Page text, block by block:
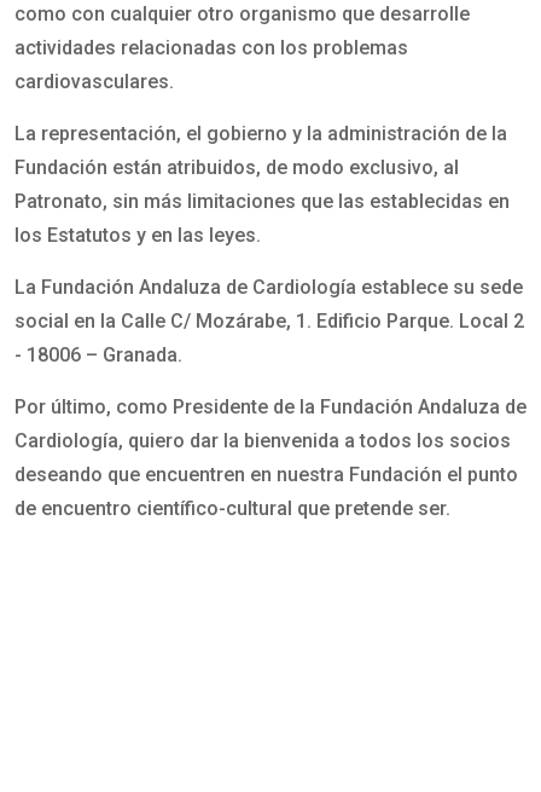
como con cualquier otro organismo que desarrolle
actividades relacionadas con los problemas
cardiovasculares.
La representación, el gobierno y la administración de la
Fundación están atribuidos, de modo exclusivo, al
Patronato, sin más limitaciones que las establecidas en
los Estatutos y en las leyes.
La Fundación Andaluza de Cardiología establece su sede
social en la Calle C/ Mozárabe, 1. Edificio Parque. Local 2
- 18006 – Granada.
Por último, como Presidente de la Fundación Andaluza de
Cardiología, quiero dar la bienvenida a todos los socios
deseando que encuentren en nuestra Fundación el punto
de encuentro científico-cultural que pretende ser.